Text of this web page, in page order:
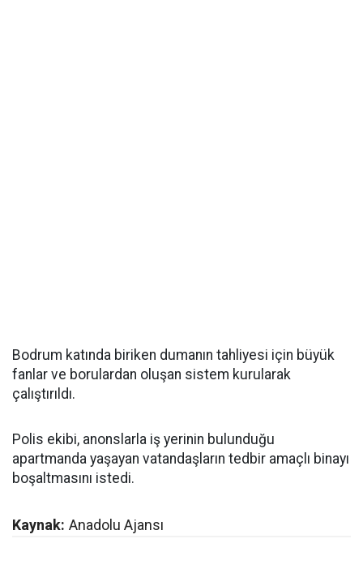
Bodrum katında biriken dumanın tahliyesi için büyük
fanlar ve borulardan oluşan sistem kurularak
çalıştırıldı.
Polis ekibi, anonslarla iş yerinin bulunduğu
apartmanda yaşayan vatandaşların tedbir amaçlı binayı
boşaltmasını istedi.
Kaynak: Anadolu Ajansı